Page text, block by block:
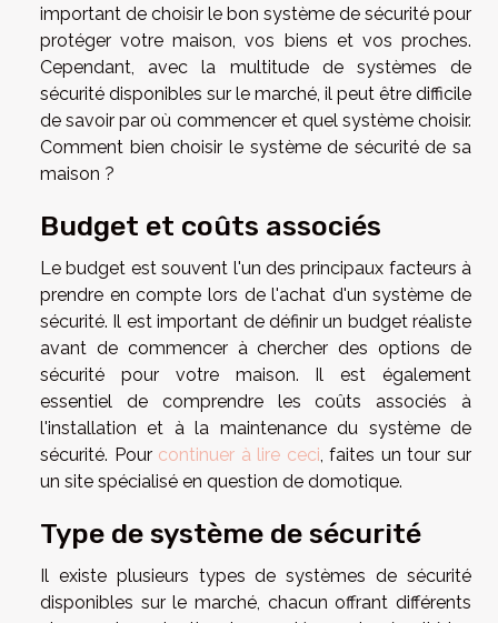
important de choisir le bon système de sécurité pour
protéger votre maison, vos biens et vos proches.
Cependant, avec la multitude de systèmes de
sécurité disponibles sur le marché, il peut être difficile
de savoir par où commencer et quel système choisir.
Comment bien choisir le système de sécurité de sa
maison ?
Budget et coûts associés
Le budget est souvent l'un des principaux facteurs à
prendre en compte lors de l'achat d'un système de
sécurité. Il est important de définir un budget réaliste
avant de commencer à chercher des options de
sécurité pour votre maison. Il est également
essentiel de comprendre les coûts associés à
l'installation et à la maintenance du système de
sécurité. Pour continuer à lire ceci, faites un tour sur
un site spécialisé en question de domotique.
Type de système de sécurité
Il existe plusieurs types de systèmes de sécurité
disponibles sur le marché, chacun offrant différents